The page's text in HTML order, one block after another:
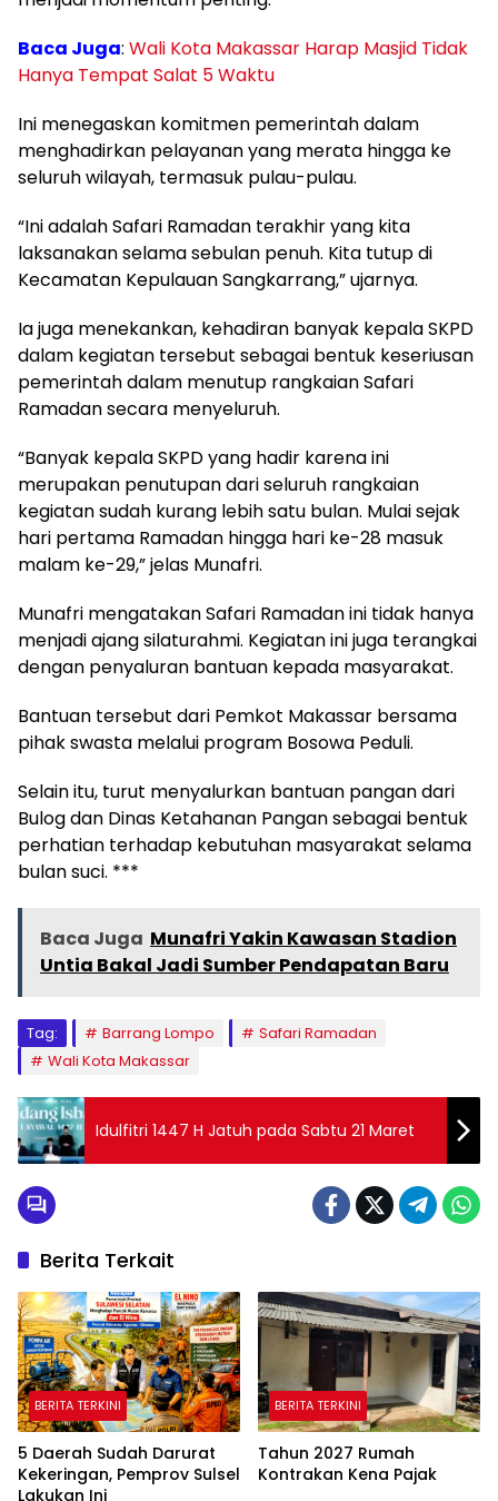
Baca Juga: Wali Kota Makassar Harap Masjid Tidak
Hanya Tempat Salat 5 Waktu
Ini menegaskan komitmen pemerintah dalam
menghadirkan pelayanan yang merata hingga ke
seluruh wilayah, termasuk pulau-pulau.
“Ini adalah Safari Ramadan terakhir yang kita
laksanakan selama sebulan penuh. Kita tutup di
Kecamatan Kepulauan Sangkarrang,” ujarnya.
Ia juga menekankan, kehadiran banyak kepala SKPD
dalam kegiatan tersebut sebagai bentuk keseriusan
pemerintah dalam menutup rangkaian Safari
Ramadan secara menyeluruh.
“Banyak kepala SKPD yang hadir karena ini
merupakan penutupan dari seluruh rangkaian
kegiatan sudah kurang lebih satu bulan. Mulai sejak
hari pertama Ramadan hingga hari ke-28 masuk
malam ke-29,” jelas Munafri.
Munafri mengatakan Safari Ramadan ini tidak hanya
menjadi ajang silaturahmi. Kegiatan ini juga terangkai
dengan penyaluran bantuan kepada masyarakat.
Bantuan tersebut dari Pemkot Makassar bersama
pihak swasta melalui program Bosowa Peduli.
Selain itu, turut menyalurkan bantuan pangan dari
Bulog dan Dinas Ketahanan Pangan sebagai bentuk
perhatian terhadap kebutuhan masyarakat selama
bulan suci. ***
Baca Juga Munafri Yakin Kawasan Stadion
Untia Bakal Jadi Sumber Pendapatan Baru
Tag: Barrang Lompo
Safari Ramadan
Wali Kota Makassar
Idulfitri 1447 H Jatuh pada Sabtu 21 Maret
Berita Terkait
BERITA TERKINI
5 Daerah Sudah Darurat
Kekeringan, Pemprov Sulsel
Lakukan Ini
BERITA TERKINI
Tahun 2027 Rumah
Kontrakan Kena Pajak